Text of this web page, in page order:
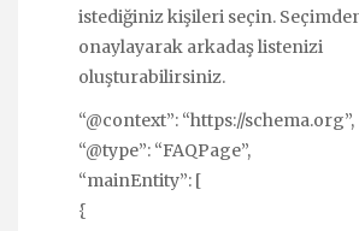
istediğiniz kişileri seçin.
onaylayarak arkadaş listenizi
oluşturabilirsiniz.
“@context”: “https://schema.org”,
“@type”: “FAQPage”,
“mainEntity”: [
{